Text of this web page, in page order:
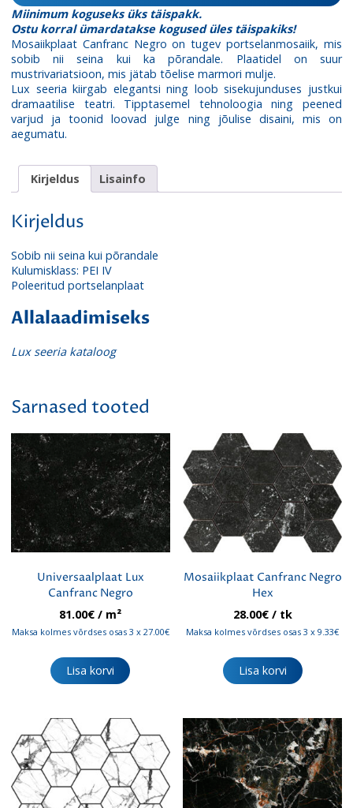
Miinimum koguseks üks täispakk.
Ostu korral ümardatakse kogused üles täispakiks!
Mosaiikplaat Canfranc Negro on tugev portselanmosaiik, mis
sobib nii seina kui ka põrandale. Plaatidel on suur
mustrivariatsioon, mis jätab tõelise marmori mulje.
Lux seeria kiirgab elegantsi ning loob sisekujunduses justkui
dramaatilise teatri. Tipptasemel tehnoloogia ning peened
varjud ja toonid loovad julge ning jõulise disaini, mis on
aegumatu.
Kirjeldus Lisainfo
Kirjeldus
Sobib nii seina kui põrandale
Kulumisklass: PEI IV
Poleeritud portselanplaat
Allalaadimiseks
Lux seeria kataloog
Sarnased tooted
Universaalplaat Lux
Canfranc Negro
81.00€ / m²
Maksa kolmes võrdses osas 3 x 27.00€
Lisa korvi
Mosaiikplaat Canfranc Negro
Hex
28.00€/ tk
Maksa kolmes võrdses osas 3 x 9.33€
Lisa korvi